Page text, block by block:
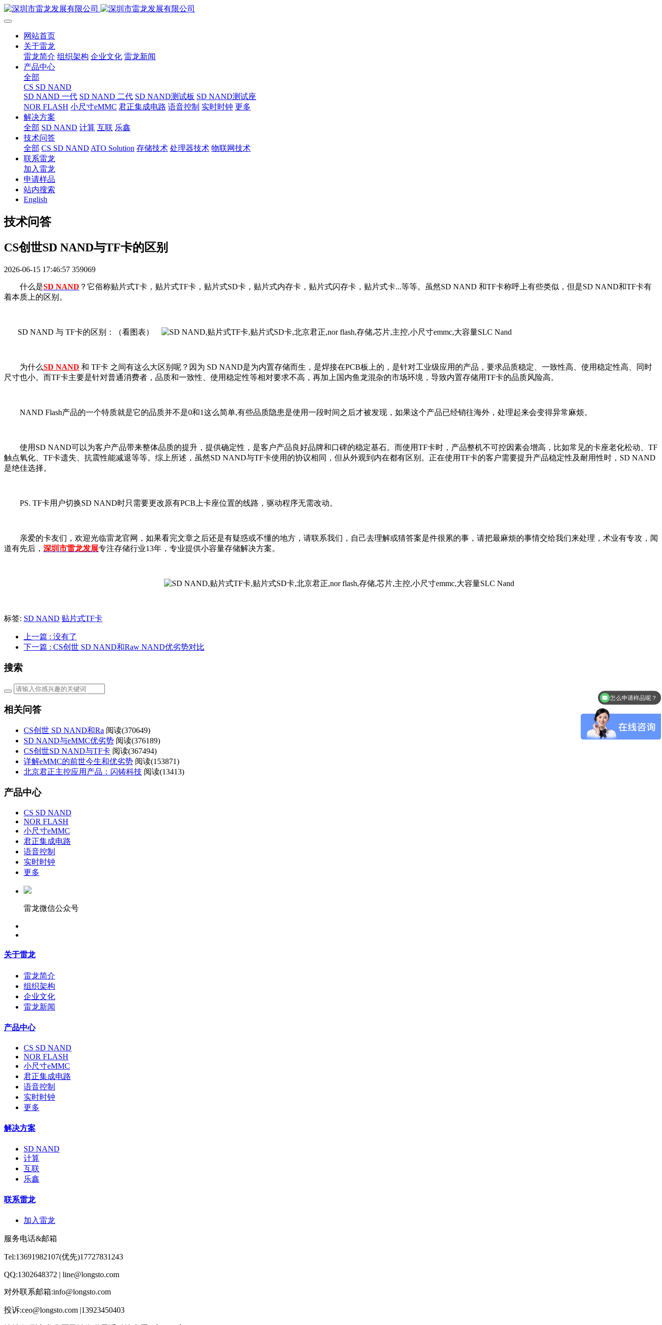
网站首页
关于雷龙
雷龙简介 组织架构 企业文化 雷龙新闻
产品中心
全部
CS SD NAND
SD NAND 一代 SD NAND 二代 SD NAND测试板 SD NAND测试座
NOR FLASH 小尺寸eMMC 君正集成电路 语音控制 实时时钟 更多
解决方案
全部 SD NAND 计算 互联 乐鑫
技术问答
全部 CS SD NAND ATO Solution 存储技术 处理器技术 物联网技术
联系雷龙
加入雷龙
申请样品
站内搜索
English
技术问答
CS创世SD NAND与TF卡的区别
2026-06-15 17:46:57 359069
什么是SD NAND ？它俗称贴片式T卡，贴片式TF卡，贴片式SD卡，贴片式内存卡，贴片式闪存卡，贴片式卡...等等。虽然SD NAND 和TF卡称呼上有些类似，但是SD NAND和TF卡有
着本质上的区别。
SD NAND 与 TF卡的区别：（看图表）
为什么SD NAND 和 TF卡 之间有这么大区别呢？因为 SD NAND是为内置存储而生，是焊接在PCB板上的，是针对工业级应用的产品，要求品质稳定、一致性高、使用稳定性高、同时
尺寸也小。而TF卡主要是针对普通消费者，品质和一致性、使用稳定性等相对要求不高，再加上国内鱼龙混杂的市场环境，导致内置存储用TF卡的品质风险高。
NAND Flash产品的一个特质就是它的品质并不是0和1这么简单,有些品质隐患是使用一段时间之后才被发现，如果这个产品已经销往海外，处理起来会变得异常麻烦。
使用SD NAND可以为客户产品带来整体品质的提升，提供确定性，是客户产品良好品牌和口碑的稳定基石。而使用TF卡时，产品整机不可控因素会增高，比如常见的卡座老化松动、TF
触点氧化、TF卡遗失、抗震性能减退等等。综上所述，虽然SD NAND与TF卡使用的协议相同，但从外观到内在都有区别。正在使用TF卡的客户需要提升产品稳定性及耐用性时，SD NAND
是绝佳选择。
PS. TF卡用户切换SD NAND时只需要更改原有PCB上卡座位置的线路，驱动程序无需改动。
亲爱的卡友们，欢迎光临雷龙官网，如果看完文章之后还是有疑惑或不懂的地方，请联系我们，自己去理解或猜答案是件很累的事，请把最麻烦的事情交给我们来处理，术业有专攻，闻
道有先后， 深圳市雷龙发展专注存储行业13年，专业提供小容量存储解决方案。
标签: SD NAND 贴片式TF卡
上一篇 : 没有了
下一篇 : CS创世 SD NAND和Raw NAND优劣势对比
搜索
相关问答
CS创世 SD NAND和Ra 阅读(370649)
SD NAND与eMMC优劣势 阅读(376189)
CS创世SD NAND与TF卡 阅读(367494)
详解eMMC的前世今生和优劣势 阅读(153871)
北京君正主控应用产品：闪铸科技 阅读(13413)
产品中心
CS SD NAND
NOR FLASH
小尺寸eMMC
君正集成电路
语音控制
实时时钟
更多
雷龙微信公众号
关于雷龙
雷龙简介
组织架构
企业文化
雷龙新闻
产品中心
CS SD NAND
NOR FLASH
小尺寸eMMC
君正集成电路
语音控制
实时时钟
更多
解决方案
SD NAND
计算
互联
乐鑫
联系雷龙
加入雷龙
服务电话&邮箱
Tel:13691982107(优先)17727831243
QQ:1302648372 | line@longsto.com
对外联系邮箱:info@longsto.com
投诉:ceo@longsto.com |13923450403
怎么申请样品呢？